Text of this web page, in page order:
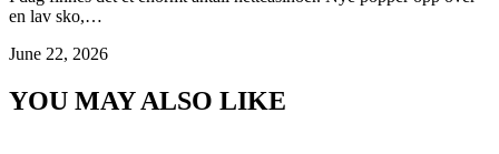
en lav sko,…
June 22, 2026
YOU MAY ALSO LIKE